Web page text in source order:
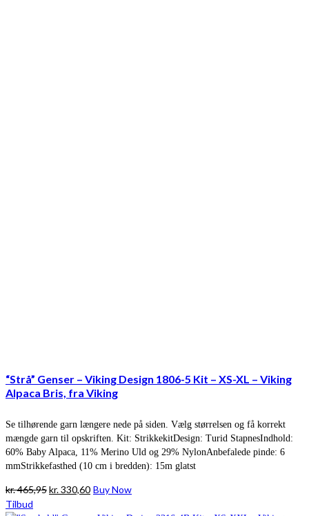
“Strå” Genser – Viking Design 1806-5 Kit – XS-XL – Viking
Alpaca Bris, fra Viking
Se tilhørende garn længere nede på siden. Vælg størrelsen og få korrekt
mængde garn til opskriften. Kit: StrikkekitDesign: Turid StapnesIndhold:
60% Baby Alpaca, 11% Merino Uld og 29% NylonAnbefalede pinde: 6
mmStrikkefasthed (10 cm i bredden): 15m glatst
kr.465,95Den
kr.330,60Den
Buy Now
Tilbud